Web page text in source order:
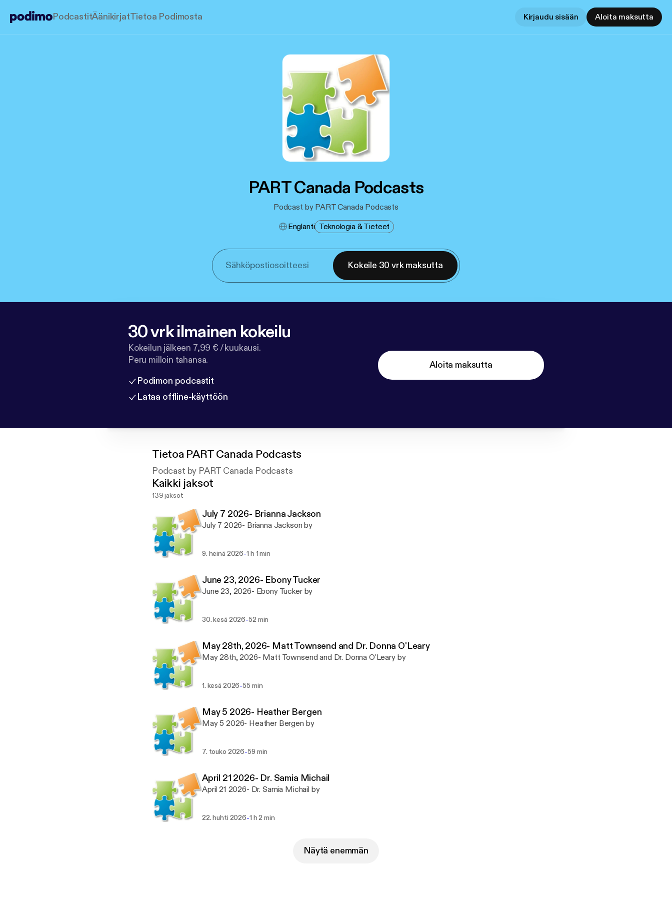
PodcastitÄänikirjatTietoa Podimosta Kirjaudu sisään Aloita maksutta
PART Canada Podcasts
Podcast by PART Canada Podcasts
Englanti Teknologia & Tieteet
Kokeile 30 vrk maksutta
30 vrk ilmainen kokeilu
Kokeilun jälkeen 7,99 € / kuukausi.
Peru milloin tahansa.
Podimon podcastit
Lataa offline-käyttöön
Aloita maksutta
Tietoa PART Canada Podcasts
Podcast by PART Canada Podcasts
Kaikki jaksot
139 jaksot
July 7 2026- Brianna Jackson
July 7 2026- Brianna Jackson by
9. heinä 2026-1 h 1 min
June 23, 2026- Ebony Tucker
June 23, 2026- Ebony Tucker by
30. kesä 2026-52 min
May 28th, 2026- Matt Townsend and Dr. Donna O'Leary
May 28th, 2026- Matt Townsend and Dr. Donna O'Leary by
1. kesä 2026-55 min
May 5 2026- Heather Bergen
May 5 2026- Heather Bergen by
7. touko 2026-59 min
April 21 2026- Dr. Samia Michail
April 21 2026- Dr. Samia Michail by
22. huhti 2026-1 h 2 min
Näytä enemmän